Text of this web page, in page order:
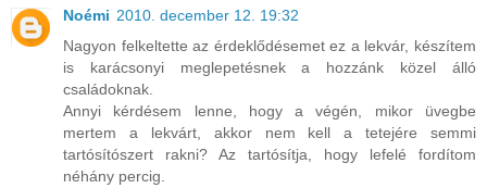
Noémi 2010. december 12. 19:32
Nagyon felkeltette az érdeklődésemet ez a lekvár, készítem
is karácsonyi meglepetésnek a hozzánk közel álló
családoknak.
Annyi kérdésem lenne, hogy a végén, mikor üvegbe
mertem a lekvárt, akkor nem kell a tetejére semmi
tartósítószert rakni? Az tartósítja, hogy lefelé fordítom
néhány percig.